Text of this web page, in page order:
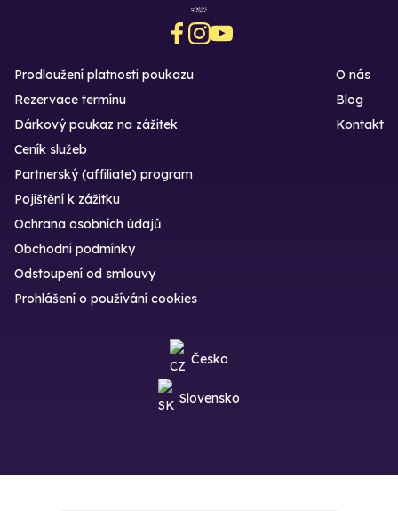
Prodloužení platnosti poukazu
Rezervace termínu
Dárkový poukaz na zážitek
O nás
Blog
Kontakt
Ceník služeb
Partnerský (affiliate) program
Pojištění k zážitku
Ochrana osobních údajů
Obchodní podmínky
Odstoupení od smlouvy
Prohlášení o používání cookies
Česko
Slovensko